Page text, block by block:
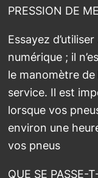
PRESSION DE
Essayez
numérique ; il
le manomètre
service. Il est
lorsque vos
environ une
vos pneus
QUE SE PASSE-